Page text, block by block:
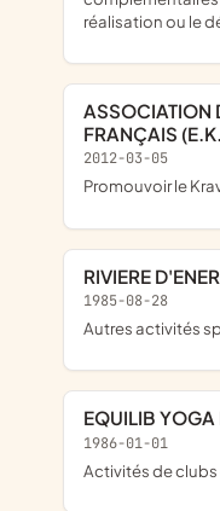
réalisation ou le
ASSOCIATION DE L'ECOLE DE KRAV MAGA
FRANÇAIS
2012-03-05
promouvoir le
RIVIERE
1985-08-28
Autres activités
EQUILIB
1986-01-01
Activités de